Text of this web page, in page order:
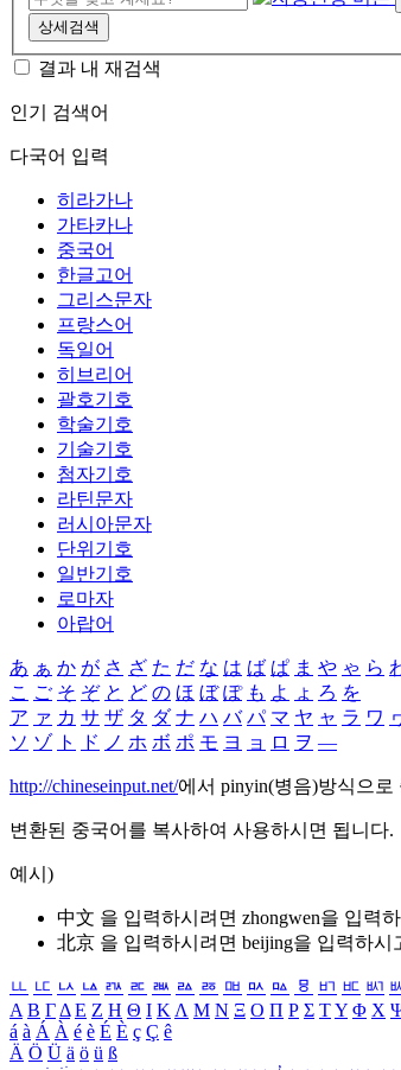
상세검색
결과 내 재검색
인기 검색어
다국어 입력
히라가나
가타카나
중국어
한글고어
그리스문자
프랑스어
독일어
히브리어
괄호기호
학술기호
기술기호
첨자기호
라틴문자
러시아문자
단위기호
일반기호
로마자
아랍어
あ ぁ か が さ ざ た だ な は ば ぱ ま や ゃ ら
こ ご そ ぞ と ど の ほ ぼ ぽ も よ ょ ろ を
ア ァ カ サ ザ タ ダ ナ ハ バ パ マ ヤ ャ ラ ワ
ソ ゾ ト ド ノ ホ ボ ポ モ ヨ ョ ロ ヲ ―
http://chineseinput.net/에서 pinyin(병음)방식으
변환된 중국어를 복사하여 사용하시면 됩니다.
예시)
中文 을 입력하시려면 zhongwen을 입력
北京 을 입력하시려면 beijing을 입력하시
ㅥ ㅦ ㅧ ㅨ ㅩ ㅪ ㅫ ㅬ ㅭ ㅮ ㅯ ㅰ ㅱ ㅲ ㅳ ㅴ
Α Β ΓΔ Ε Ζ Η Θ Ι ΚΛ Μ Ν Ξ Ο Π Ρ Σ ΤΥ Φ Χ
á à Á À é è É È ç Ç ê
Ä Ö Ü ä ö ü ß